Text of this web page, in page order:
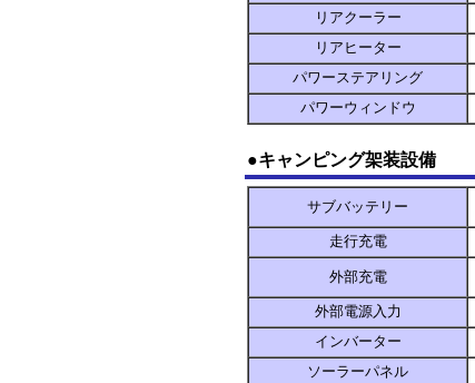
リアクーラー
リアヒーター
パワーステアリング
パワーウィンドウ
●キャンピング架装設備
サブバッテリー
走行充電
外部充電
外部電源入力
インバーター
ソーラーパネル